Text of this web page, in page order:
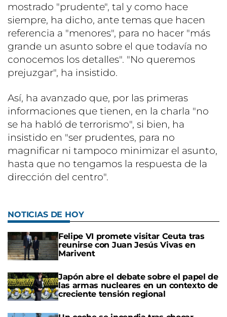
mostrado "prudente", tal y como hace
siempre, ha dicho, ante temas que hacen
referencia a "menores", para no hacer "más
grande un asunto sobre el que todavía no
conocemos los detalles". "No queremos
prejuzgar", ha insistido.
Así, ha avanzado que, por las primeras
informaciones que tienen, en la charla "no
se ha habló de terrorismo", si bien, ha
insistido en "ser prudentes, para no
magnificar ni tampoco minimizar el asunto,
hasta que no tengamos la respuesta de la
dirección del centro".
NOTICIAS DE HOY
Felipe VI promete visitar Ceuta tras
reunirse con Juan Jesús Vivas en
Marivent
Japón abre el debate sobre el papel de
las armas nucleares en un contexto de
creciente tensión regional